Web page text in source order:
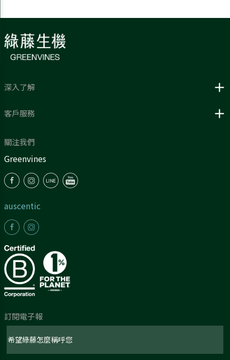
深入了解
客戶服務
關注我們
Greenvines
auscentic
訂閱電子報